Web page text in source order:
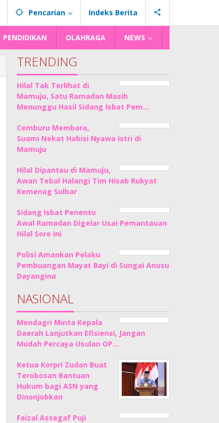
Pencarian Indeks Berita
PENDIDIKAN OLAHRAGA NEWS
TRENDING
Hilal Tak Terlihat di
Mamuju, Satu Ramadan Masih
Menunggu Hasil Sidang Isbat Pem…
Cemburu Membara,
Suami Nekat Habisi Nyawa Istri di
Mamuju
Hilal Dipantau di Mamuju,
Awan Tebal Halangi Tim Hisab Rukyat
Kemenag Sulbar
Sidang Isbat Penentu
Awal Ramadan Digelar Usai Pemantauan
Hilal Sore Ini
Polisi Amankan Pelaku
Pembuangan Mayat Bayi di Sungai Anusu
Dayangina
NASIONAL
Mendagri Minta Kepala
Daerah Lanjutkan Efisiensi, Jangan
Mudah Percaya Usulan OP…
Ketua Korpri Zudan Buat
Terobosan Bantuan
Hukum bagi ASN yang
Dinonjobkan
Faizal Assegaf Puji